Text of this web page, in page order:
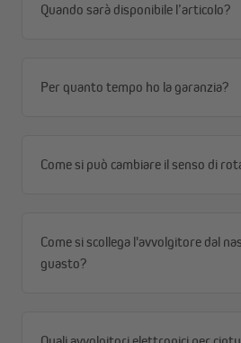
Quando sarà disponibile l’articolo?
Per quanto tempo ho la garanzia?
Come si può cambiare il senso di
Come si scollega l'avvolgitore dal
guasto?